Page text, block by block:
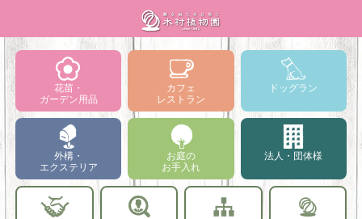
花苗・
ガーデン用品
カフェ
レストラン
ドッグラン
外構・
エクステリア
お庭の
お手入れ
法人・団体様